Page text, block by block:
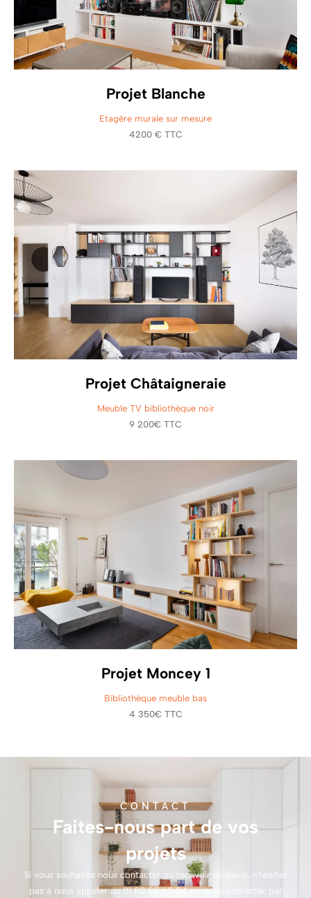
Projet Blanche
Etagère murale sur mesure
4200 € TTC
Projet Châtaigneraie
Meuble TV bibliothèque noir
9 200€ TTC
Projet Moncey 1
Bibliothèque meuble bas
4 350€ TTC
CONTACT
Faites-nous part de vos
projets
Si vous souhaitez nous contacter ou recevoir un devis, n’hésitez
pas à nous appeler au 01 80 88 60 04 ou nous contacter par